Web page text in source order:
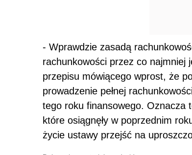
- Wprawdzie zasadą
rachunkowości przez co najmniej
przepisu mówiącego wprost, że
prowadzenie pełnej
tego roku finansowego. Oznacza
które osiągnęły w poprzednim
życie ustawy przejść na